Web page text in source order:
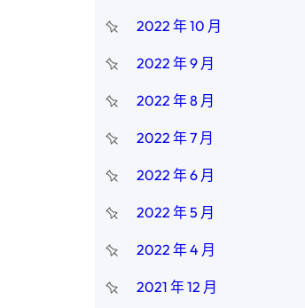
2022 年 10 月
2022 年 9 月
2022 年 8 月
2022 年 7 月
2022 年 6 月
2022 年 5 月
2022 年 4 月
2021 年 12 月